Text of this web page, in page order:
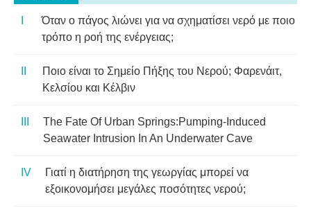
Όταν ο πάγος λιώνει για να σχηματίσει νερό με ποιο
τρόπο η ροή της ενέργειας;
Ποιο είναι το Σημείο Πήξης του Νερού; Φαρενάιτ,
Κελσίου και Κέλβιν
The Fate Of Urban Springs:Pumping-Induced
Seawater Intrusion In An Underwater Cave
Γιατί η διατήρηση της γεωργίας μπορεί να
εξοικονομήσει μεγάλες ποσότητες νερού;